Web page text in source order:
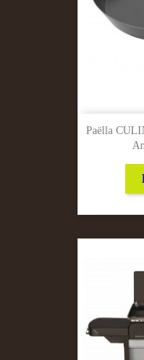
Paëlla